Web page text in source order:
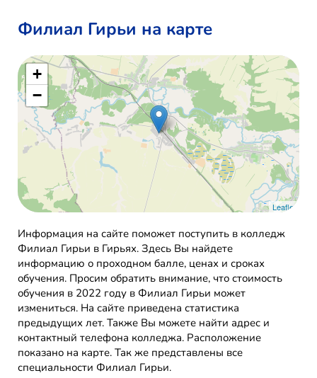
Филиал Гирьи на карте
+
−
Leaflet
Информация на сайте поможет поступить в колледж
Филиал Гирьи в Гирьях. Здесь Вы найдете
информацию о проходном балле, ценах и сроках
обучения. Просим обратить внимание, что стоимость
обучения в 2022 году в Филиал Гирьи может
измениться. На сайте приведена статистика
предыдущих лет. Также Вы можете найти адрес и
контактный телефона колледжа. Расположение
показано на карте. Так же представлены все
специальности Филиал Гирьи.